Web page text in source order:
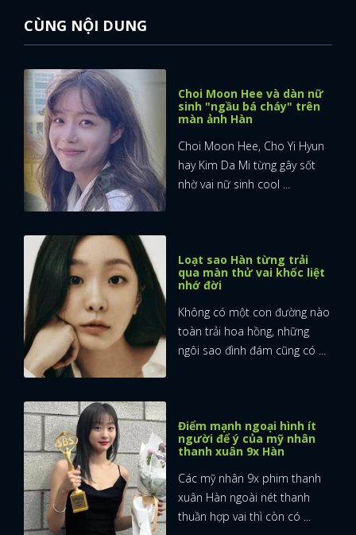
CÙNG NỘI DUNG
Choi Moon Hee và dàn nữ
sinh "ngầu bá cháy" trên
màn ảnh Hàn
Choi Moon Hee, Cho Yi Hyun
hay Kim Da Mi từng gây sốt
nhờ vai nữ sinh cool ...
Loạt sao Hàn từng trải
qua màn thử vai khốc liệt
nhớ đời
Không có một con đường nào
toàn trải hoa hồng, những
ngôi sao đình đám cũng có ...
Điểm mạnh ngoại hình ít
người để ý của mỹ nhân
thanh xuân 9x Hàn
Các mỹ nhân 9x phim thanh
xuân Hàn ngoài nét thanh
thuần hợp vai thì còn có ...